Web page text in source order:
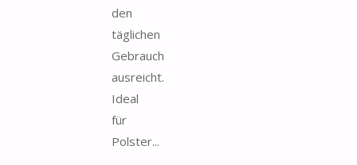
den
täglichen
Gebrauch
ausreicht.
Ideal
für
Polster...